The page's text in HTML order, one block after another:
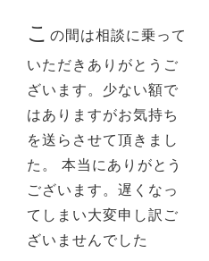
こ の間は相談に乗って
いただきありがとうご
ざいます。少ない額で
はありますがお気持ち
を送らさせて頂きまし
た。 本当にありがとう
ございます。遅くなっ
てしまい大変申し訳ご
ざいませんでした